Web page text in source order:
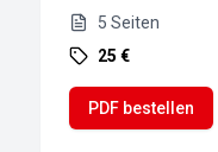
5 Seiten
25 €
PDF bestellen